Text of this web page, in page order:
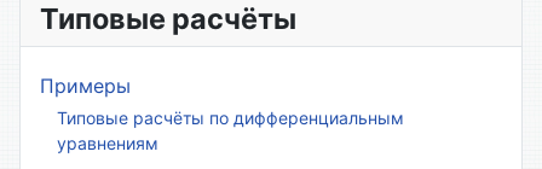
Типовые расчёты
Примеры
Типовые расчёты по дифференциальным
уравнениям